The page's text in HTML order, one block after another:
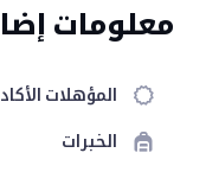
معلومات
المؤهلات
الخبرات